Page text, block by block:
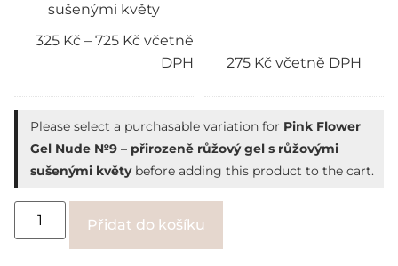
sušenými květy
325 Kč – 725 Kč včetně
DPH
275 Kč včetně DPH
Please select a purchasable variation for Pink Flower
Gel Nude №9 – přirozeně růžový gel s růžovými
sušenými květybefore adding this product to the cart.
Přidat do košíku